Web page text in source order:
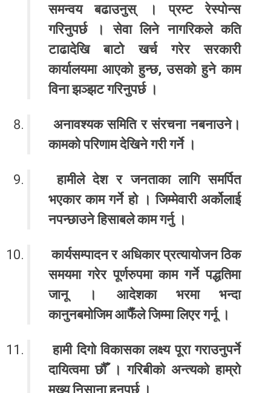
समन्वय बढाउनुस् । प्रम्ट रेस्पोन्स
गरिनुपर्छ । सेवा लिने नागरिकले कति
टाढादेखि बाटो खर्च गरेर सरकारी
कार्यालयमा आएको हुन्छ, उसको हुने काम
विना झञ्झट गरिनुपर्छ ।
अनावश्यक समिति र संरचना नबनाउने।
कामको परिणाम देखिने गरी गर्ने ।
हामीले देश र जनताका लागि समर्पित
भएकार काम गर्ने हो । जिम्मेवारी अर्कोलाई
नपन्छाउने हिसाबले काम गर्नु ।
कार्यसम्पादन र अधिकार प्रत्यायोजन ठिक
समयमा गरेर पूर्णरुपमा काम गर्ने पद्धतिमा
जानू । आदेशका भरमा भन्दा
कानुनबमोजिम आफैँले जिम्मा लिएर गर्नू ।
हामी दिगो विकासका लक्ष्य पूरा गराउनुपर्ने
दायित्वमा छौँ । गरिबीको अन्त्यको हाम्रो
मुख्य निसाना हुनुपर्छ ।